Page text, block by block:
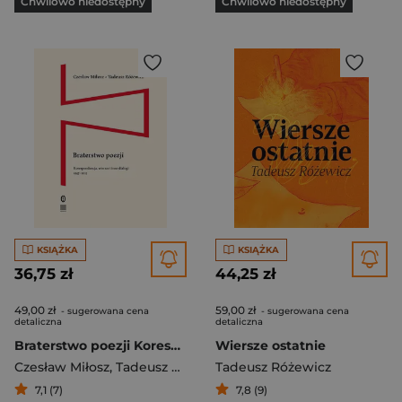
KSIĄŻKA
36,75 zł
49,00 zł - sugerowana cena
detaliczna
Braterstwo poezji Korespondencja, wiersze i inne dialogi 1947–2013
Czesław Miłosz, Tadeusz Różewicz
7,1 (7)
KSIĄŻKA
44,25 zł
59,00 zł - sugerowana cena
detaliczna
Wiersze ostatnie
Tadeusz Różewicz
7,8 (9)